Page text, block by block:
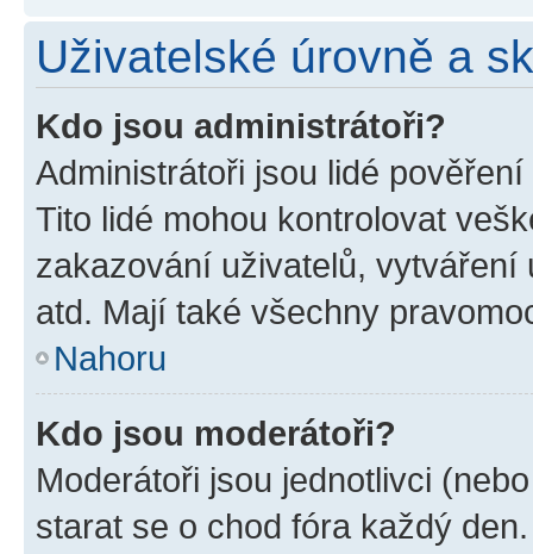
Uživatelské úrovně a
Kdo jsou administrátoři?
Administrátoři jsou lidé
Tito lidé mohou kontrolovat
zakazování uživatelů,
atd. Mají také všechny
Nahoru
Kdo jsou moderátoři?
Moderátoři jsou jednotlivci
starat se o chod fóra každý